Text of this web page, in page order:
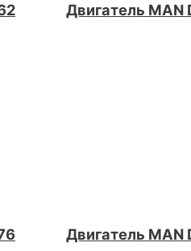
Двигатель MAN
Двигатель MAN